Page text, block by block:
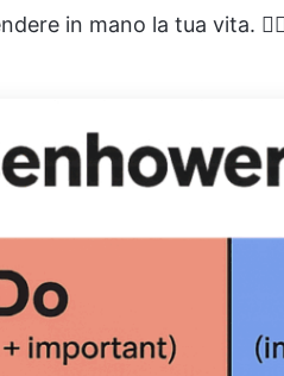
in mano la tua vita.